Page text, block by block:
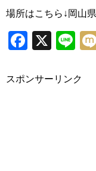
場所はこちら↓岡山
X
スポンサーリンク